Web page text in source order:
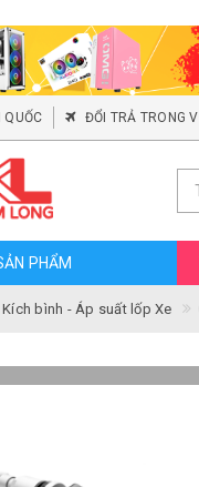
QUỐC ĐỔI TRẢ TRONG
PHẨM
Kích bình - Áp suất lốp Xe